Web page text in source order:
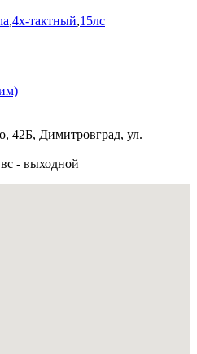
,4х-тактный,15лс
42Б, Димитровград, ул.
- выходной